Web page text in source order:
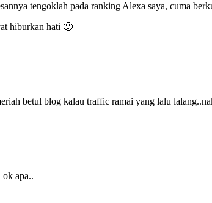
tengoklah pada ranking Alexa saya, cuma
hiburkan hati 🙂
betul blog kalau traffic ramai yang lalu
apa..